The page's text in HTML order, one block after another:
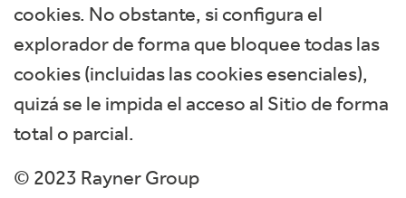
cookies. No obstante, si configura el
explorador de forma que bloquee todas las
cookies (incluidas las cookies esenciales),
quizá se le impida el acceso al Sitio de forma
total o parcial.
© 2023 Rayner Group